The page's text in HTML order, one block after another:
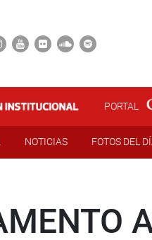
PORTAL
NOTICIAS FOTOS DEL